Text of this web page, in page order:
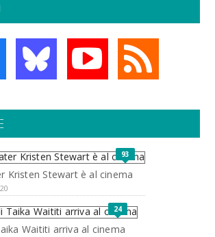
93
Kristen Stewart è al cinema
24
Waititi arriva al cinema